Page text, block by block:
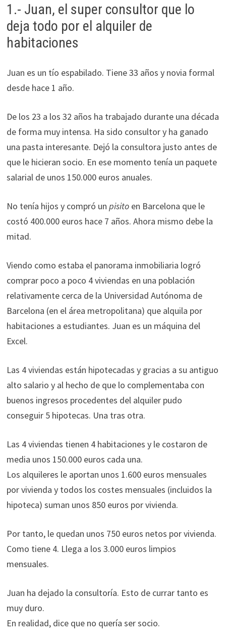
1.- Juan, el super consultor que lo
deja todo por el alquiler de
habitaciones
Juan es un tío espabilado. Tiene 33 años y novia formal
desde hace 1 año.
De los 23 a los 32 años ha trabajado durante una década
de forma muy intensa. Ha sido consultor y ha ganado
una pasta interesante. Dejó la consultora justo antes de
que le hicieran socio. En ese momento tenía un paquete
salarial de unos 150.000 euros anuales.
No tenía hijos y compró un pisitoen Barcelona que le
costó 400.000 euros hace 7 años. Ahora mismo debe la
mitad.
Viendo como estaba el panorama inmobiliaria logró
comprar poco a poco 4 viviendas en una población
relativamente cerca de la Universidad Autónoma de
Barcelona (en el área metropolitana) que alquila por
habitaciones a estudiantes. Juan es un máquina del
Excel.
Las 4 viviendas están hipotecadas y gracias a su antiguo
alto salario y al hecho de que lo complementaba con
buenos ingresos procedentes del alquiler pudo
conseguir 5 hipotecas. Una tras otra.
Las 4 viviendas tienen 4 habitaciones y le costaron de
media unos 150.000 euros cada una.
Los alquileres le aportan unos 1.600 euros mensuales
por vivienda y todos los costes mensuales (incluidos la
hipoteca) suman unos 850 euros por vivienda.
Por tanto, le quedan unos 750 euros netos por vivienda.
Como tiene 4. Llega a los 3.000 euros limpios
mensuales.
Juan ha dejado la consultoría. Esto de currar tanto es
muy duro.
En realidad, dice que no quería ser socio.